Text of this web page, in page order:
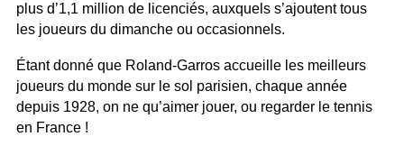
plus d’1,1 million de licenciés, auxquels s’ajoutent tous
les joueurs du dimanche ou occasionnels.
Étant donné que Roland-Garros accueille les meilleurs
joueurs du monde sur le sol parisien, chaque année
depuis 1928, on ne qu’aimer jouer, ou regarder le tennis
en France !